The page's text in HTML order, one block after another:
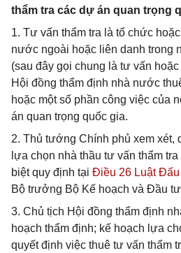
thẩm tra các dự án quan trọng
1. Tư vấn thẩm tra là tổ chức
nước ngoài hoặc liên danh trong
(sau đây gọi chung là tư vấn
Hội đồng thẩm định nhà nước
hoặc một số phần công việc của
án quan trọng quốc gia.
2. Thủ tướng Chính phủ xem xét,
lựa chọn nhà thầu tư vấn thẩm
biệt quy định tại Điều 26 Luật Đấu
Bộ trưởng Bộ Kế hoạch và Đầu
3. Chủ tịch Hội đồng thẩm định
hoạch thẩm định; kế hoạch lựa
quyết định việc thuê tư vấn thẩm